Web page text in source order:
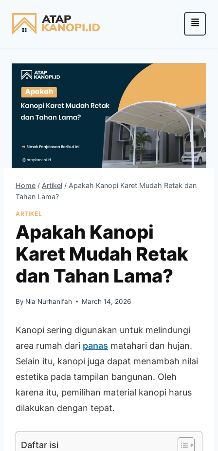
Home / Artikel / Apakah Kanopi Karet Mudah Retak dan
Tahan Lama?
ARTIKEL
Apakah Kanopi
Karet Mudah Retak
dan Tahan Lama?
By Nia Nurhanifah March 14, 2026
Kanopi sering digunakan untuk melindungi
area rumah dari panas matahari dan hujan.
Selain itu, kanopi juga dapat menambah nilai
estetika pada tampilan bangunan. Oleh
karena itu, pemilihan material kanopi harus
dilakukan dengan tepat.
Daftar isi